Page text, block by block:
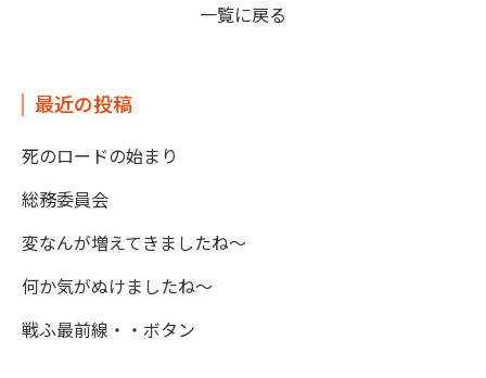
一覧に戻る
最近の投稿
死のロードの始まり
総務委員会
変なんが増えてきましたね～
何か気がぬけましたね～
戦ふ最前線・・ボタン